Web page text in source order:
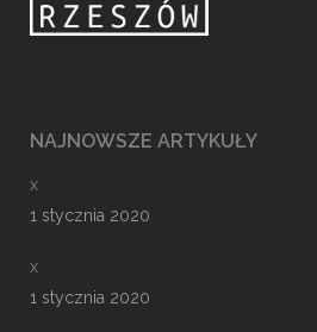
NAJNOWSZE ARTYKUŁY
x
1 stycznia 2020
x
1 stycznia 2020